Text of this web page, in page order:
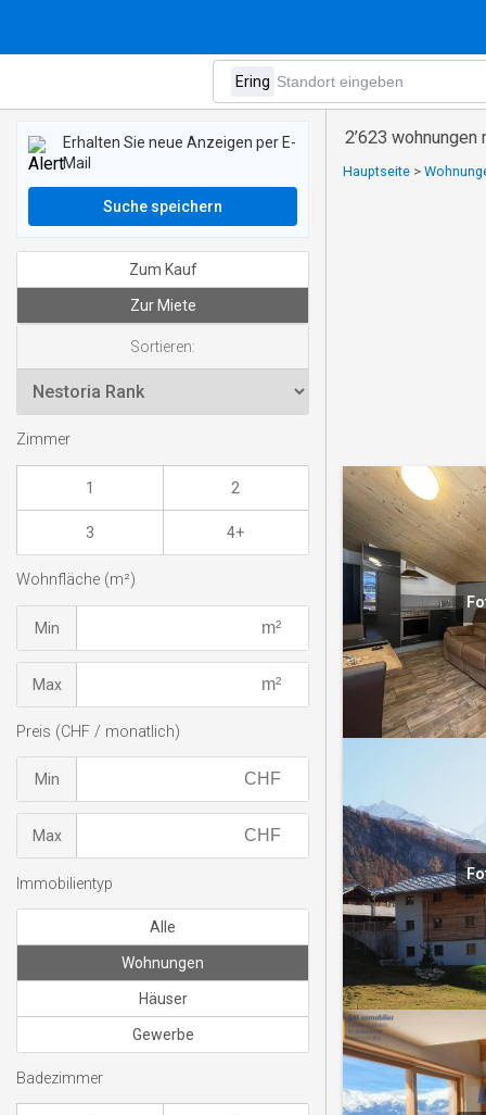
2’623
Hauptseite >
Erhalten Sie neue Anzeigen per E-
Mail
Suche speichern
Zum Kauf
Zur Miete
Sortieren:
Zimmer
1 2
3 4+
Wohnfläche (m²)
Min
Max
Preis (CHF / monatlich)
Min
Max
Immobilientyp
Alle
Wohnungen
Häuser
Gewerbe
Badezimmer